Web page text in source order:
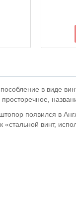
в виде
просторечное,
появился в
«стальной винт,